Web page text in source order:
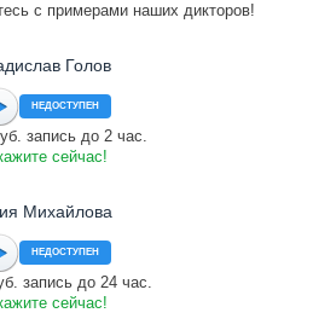
с примерами наших дикторов!
Голов
НЕДОСТУПЕН
запись до 2 час.
сейчас!
Михайлова
НЕДОСТУПЕН
запись до 24 час.
сейчас!